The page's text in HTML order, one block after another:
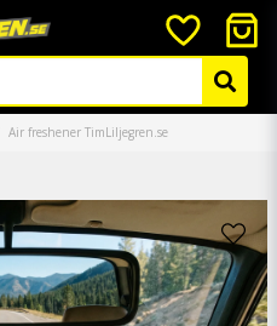
Air freshener TimLiljegren.se